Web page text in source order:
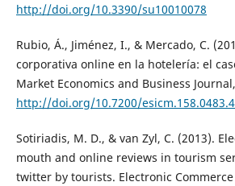
http://doi.org/10.3390/su10010078
Rubio, Á., Jiménez, I., & Mercado, C.
corporativa online en la hotelería: el
Market Economics and Business
http://doi.org/10.7200/
Sotiriadis, M. D., & van Zyl, C. (2013).
mouth and online reviews in tourism
twitter by tourists. Electronic Commerce